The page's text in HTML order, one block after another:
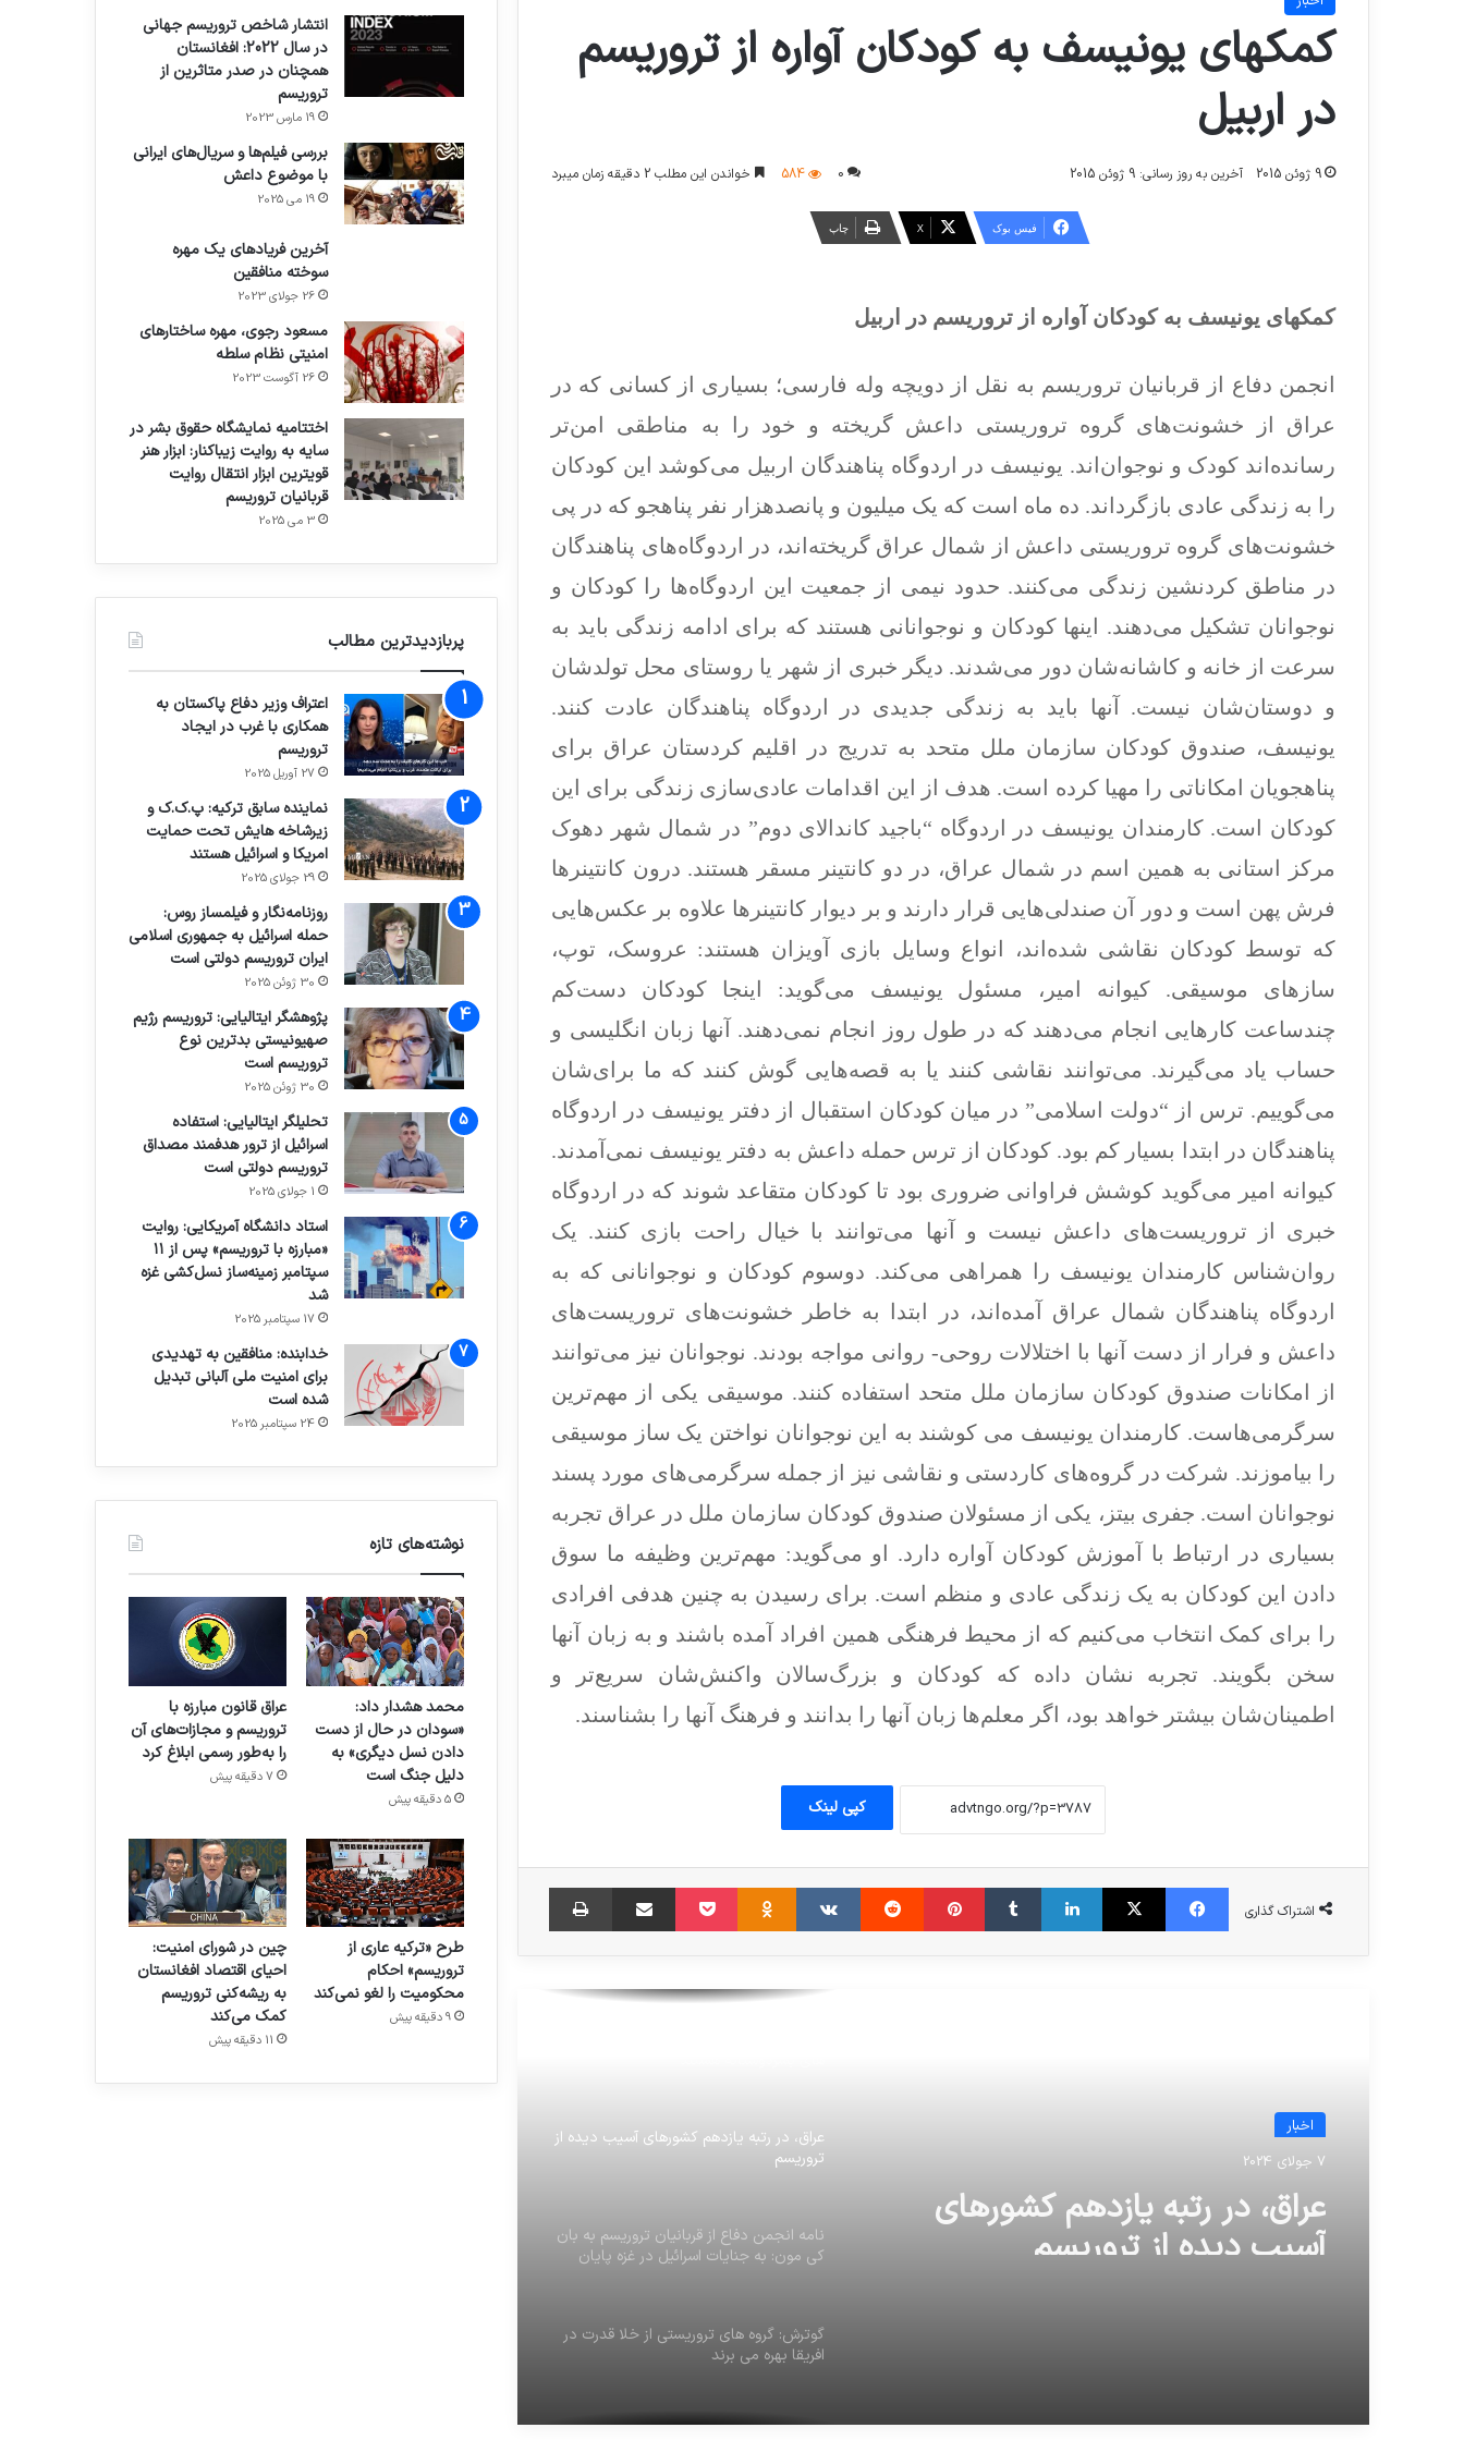
کمکهای یونیسف به کودکان آواره از تروریسم
در اربیل
9 ژوئن 2015 آخرین به روز رسانی: 9 ژوئن 2015 0
584 خواندن این مطلب 2 دقیقه زمان میبرد
فیس بوک X چاپ
کمکهای یونیسف به کودکان آواره از تروریسم در اربیل
انجمن دفاع از قربانیان تروریسم به نقل از دویچه وله فارسی؛ بسیاری از کسانی که در
عراق از خشونت‌های گروه تروریستی داعش گریخته و خود را به مناطقی امن‌تر
رسانده‌اند کودک و نوجوان‌اند. یونیسف در اردوگاه پناهندگان اربیل می‌کوشد این کودکان
را به زندگی عادی بازگرداند. ده ماه است که یک میلیون و پانصدهزار نفر پناهجو که در پی
خشونت‌های گروه تروریستی داعش از شمال عراق گریخته‌اند، در اردوگاه‌های پناهندگان
در مناطق کردنشین زندگی می‌کنند. حدود نیمی از جمعیت این اردوگاه‌ها را کودکان و
نوجوانان تشکیل می‌دهند. اینها کودکان و نوجوانانی هستند که برای ادامه زندگی باید به
سرعت از خانه و کاشانه‌شان دور می‌شدند. دیگر خبری از شهر یا روستای محل تولدشان
و دوستان‌شان نیست. آنها باید به زندگی جدیدی در اردوگاه پناهندگان عادت کنند.
یونیسف، صندوق کودکان سازمان ملل متحد به تدریج در اقلیم کردستان عراق برای
پناهجویان امکاناتی را مهیا کرده است. هدف از این اقدامات عادی‌سازی زندگی برای این
کودکان است. کارمندان یونیسف در اردوگاه “باجید کاندالای دوم” در شمال شهر دهوک
مرکز استانی به همین اسم در شمال عراق، در دو کانتینر مسقر هستند. درون کانتینرها
فرش پهن است و دور آن صندلی‌هایی قرار دارند و بر دیوار کانتینرها علاوه بر عکس‌هایی
که توسط کودکان نقاشی شده‌اند، انواع وسایل بازی آویزان هستند: عروسک، توپ،
سازهای موسیقی. کیوانه امیر، مسئول یونیسف می‌گوید: اینجا کودکان دست‌کم
چندساعت کارهایی انجام می‌دهند که در طول روز انجام نمی‌دهند. آنها زبان انگلیسی و
حساب یاد می‌گیرند. می‌توانند نقاشی کنند یا به قصه‌هایی گوش کنند که ما برای‌شان
می‌گوییم. ترس از “دولت اسلامی” در میان کودکان استقبال از دفتر یونیسف در اردوگاه
پناهندگان در ابتدا بسیار کم بود. کودکان از ترس حمله داعش به دفتر یونیسف نمی‌آمدند.
کیوانه امیر می‌گوید کوشش فراوانی ضروری بود تا کودکان متقاعد شوند که در اردوگاه
خبری از تروریست‌های داعش نیست و آنها می‌توانند با خیال راحت بازی کنند. یک
روان‌شناس کارمندان یونیسف را همراهی می‌کند. دوسوم کودکان و نوجوانانی که به
اردوگاه پناهندگان شمال عراق آمده‌اند، در ابتدا به خاطر خشونت‌های تروریست‌های
داعش و فرار از دست آنها با اختلالات روحی- روانی مواجه بودند. نوجوانان نیز می‌توانند
از امکانات صندوق کودکان سازمان ملل متحد استفاده کنند. موسیقی یکی از مهم‌ترین
سرگرمی‌هاست. کارمندان یونیسف می کوشند به این نوجوانان نواختن یک ساز موسیقی
را بیاموزند. شرکت در گروه‌های کاردستی و نقاشی نیز از جمله سرگرمی‌های مورد پسند
نوجوانان است. جفری بیتز، یکی از مسئولان صندوق کودکان سازمان ملل در عراق تجربه
بسیاری در ارتباط با آموزش کودکان آواره دارد. او می‌گوید: مهم‌ترین وظیفه ما سوق
دادن این کودکان به یک زندگی عادی و منظم است. برای رسیدن به چنین هدفی افرادی
را برای کمک انتخاب می‌کنیم که از محیط فرهنگی همین افراد آمده باشند و به زبان آنها
سخن بگویند. تجربه نشان داده که کودکان و بزرگ‌سالان واکنش‌شان سریع‌تر و
اطمینان‌شان بیشتر خواهد بود، اگر معلم‌ها زبان‌ آنها را بدانند و فرهنگ آنها را بشناسند.
کپی لینک
اشتراک گذاری
فیس بوک X لینکدین ‫تامبلر ‫پین‌ترست ‫رددیت ‫VKontakte
‫Odnoklassniki
پاکت اشتراک گذاری از طریق ایمیل چاپ
اخبار
7 جولای 2024
عراق، در رتبه یازدهم کشورهای
آسیب دیده از تروریسم
نیمی از مردم افغانستان نیازمند مساعدت
های بشردوستانه هستند
عراق، در رتبه یازدهم کشورهای آسیب دیده از
تروریسم
نامه انجمن دفاع از قربانیان تروریسم به بان
کی مون: به جنایات اسرائیل در غزه پایان
دهید
است
عراق، در رتبه یازدهم کشورهای آسیب دیده از
تروریسم
نامه انجمن دفاع از قربانیان تروریسم به بان
کی مون: به جنایات اسرائیل در غزه پایان
گوترش: گروه های تروریستی از خلا قدرت در
افریقا بهره می برند
انتشار شاخص تروریسم جهانی
در سال 2022: افغانستان
همچنان در صدر متاثرین از
تروریسم
19 مارس 2023
بررسی فیلم‌ها و سریال‌های ایرانی
با موضوع داعش
19 می 2025
آخرین فریادهای یک مهره
سوخته منافقین
26 جولای 2023
مسعود رجوی، مهره ساختارهای
امنیتی نظام سلطه
26 آگوست 2023
اختتامیه نمایشگاه حقوق بشر در
سایه به روایت زیباکنار: ابزار هنر
قویترین ابزار انتقال روایت
قربانیان تروریسم
3 می 2025
پربازدیدترین مطالب
اعتراف وزیر دفاع پاکستان به
همکاری با غرب در ایجاد
تروریسم
27 آوریل 2025
نماینده سابق ترکیه: پ.ک.ک و
زیرشاخه هایش تحت حمایت
امریکا و اسرائیل هستند
29 جولای 2025
روزنامه‌نگار و فیلمساز روس:
حمله اسرائیل به جمهوری اسلامی
ایران تروریسم دولتی است
30 ژوئن 2025
پژوهشگر ایتالیایی: تروریسم رژیم
صهیونیستی بدترین نوع
تروریسم است
30 ژوئن 2025
تحلیلگر ایتالیایی: استفاده
اسرائیل از ترور هدفمند مصداق
تروریسم دولتی است
1 جولای 2025
استاد دانشگاه آمریکایی: روایت
«مبارزه با تروریسم» پس از ۱۱
سپتامبر زمینه‌ساز نسل‌کشی غزه
شد
17 سپتامبر 2025
خدابنده: منافقین به تهدیدی
برای امنیت ملی آلبانی تبدیل
شده است
24 سپتامبر 2025
نوشته‌های تازه
محمد هشدار داد:
«سودان در حال از دست
دادن نسل دیگری» به
دلیل جنگ است
5 دقیقه پیش
عراق قانون مبارزه با
تروریسم و مجازات‌های آن
را به‌طور رسمی ابلاغ کرد
7 دقیقه پیش
طرح «ترکیه عاری از
تروریسم» احکام
محکومیت را لغو نمی‌کند
9 دقیقه پیش
چین در شورای امنیت:
احیای اقتصاد افغانستان
به ریشه‌کنی تروریسم
کمک می‌کند
11 دقیقه پیش